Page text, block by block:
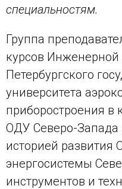
специальностям.
Группа
курсов
Петербургского
университета
приборостроения в
ОДУ Северо-Запада
историей развития
энергосистемы
инструментов и